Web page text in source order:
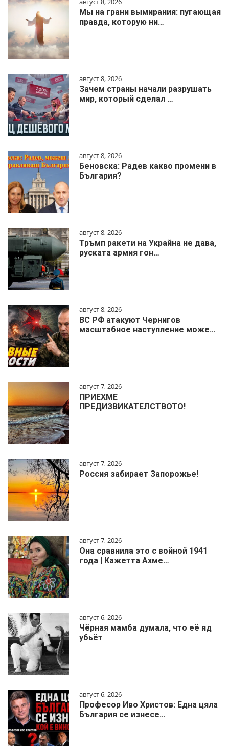
Мы на грани вымирания: пугающая
правда, которую ни…
август 8, 2026
Зачем страны начали разрушать
мир, который сделал …
август 8, 2026
Беновска: Радев какво промени в
България?
август 8, 2026
Тръмп ракети на Украйна не дава,
руската армия гон…
август 8, 2026
ВС РФ атакуют Чернигов
масштабное наступление може…
август 7, 2026
ПРИЕХМЕ
ПРЕДИЗВИКАТЕЛСТВОТО!
август 7, 2026
Россия забирает Запорожье!
август 7, 2026
Она сравнила это с войной 1941
года | Кажетта Ахме…
август 6, 2026
Чёрная мамба думала, что её яд
убьёт
август 6, 2026
Професор Иво Христов: Една цяла
България се изнесе…